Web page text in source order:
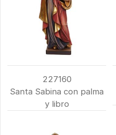
227160
Santa Sabina con palma
y libro